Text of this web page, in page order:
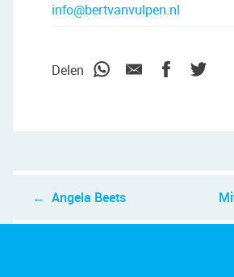
info@bertvanvulpen.nl
Delen
BerichtAngela Beets